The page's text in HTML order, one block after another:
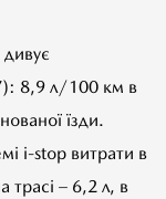
8,9 л/100 км в
їзди.
i-stop витрати в
трасі – 6,2 л, в